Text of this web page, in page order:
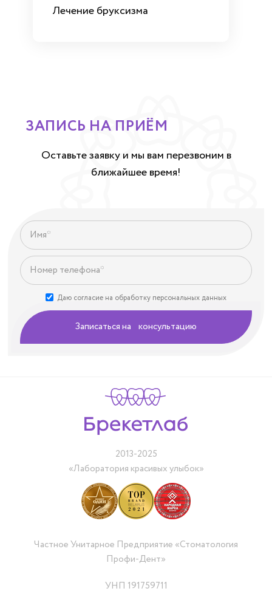
Лечение бруксизма
ЗАПИСЬ НА ПРИЁМ
Оставьте заявку и мы вам перезвоним в
ближайшее время!
Даю согласие на обработку персональных данных
Записаться на консультацию
2013-2025
«Лаборатория красивых улыбок»
Частное Унитарное Предприятие «Стоматология
Профи-Дент»
УНП 191759711